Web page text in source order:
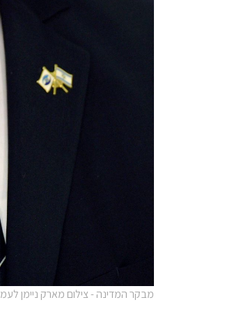
מבקר המדינה - צילום מארק ניימן לעמ